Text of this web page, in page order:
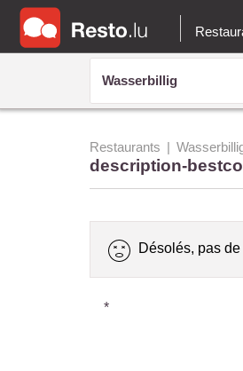
Restaurants
description-
Désolés, pas
*